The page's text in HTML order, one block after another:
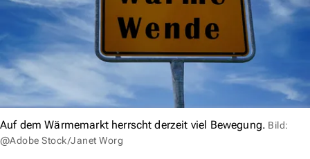
Auf dem Wärmemarkt herrscht derzeit viel Bewegung. Bild:
@Adobe Stock/Janet Worg